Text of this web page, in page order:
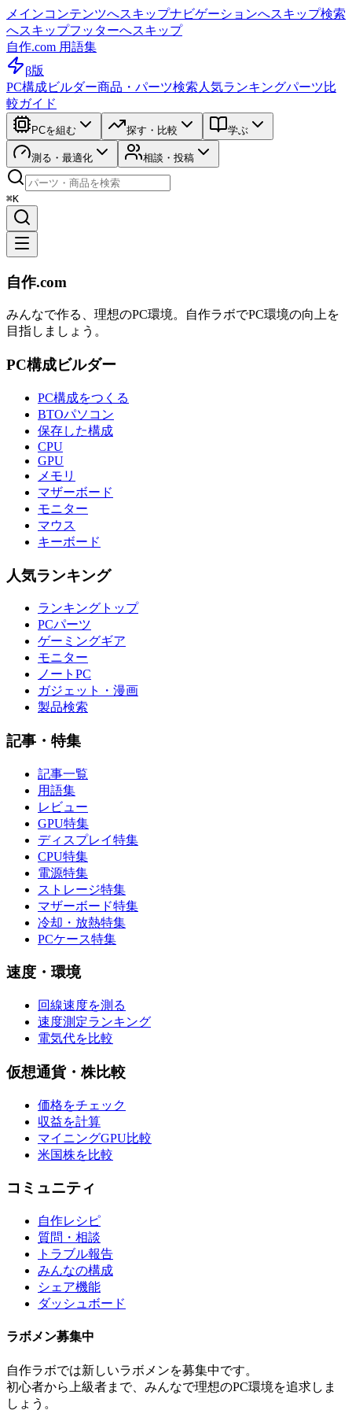
メインコンテンツへスキップナビゲーションへスキップ検索
へスキップフッターへスキップ
自作.com 用語集
β版
PC構成ビルダー商品・パーツ検索 人気ランキングパーツ比
較ガイド
PCを組む 探す・比較 学ぶ
測る・最適化 相談・投稿
⌘K
自作.com
みんなで作る、理想のPC環境。 自作ラボでPC環境の向上を
目指しましょう。
PC構成ビルダー
PC構成をつくる
BTOパソコン
保存した構成
CPU
GPU
メモリ
マザーボード
モニター
マウス
キーボード
人気ランキング
ランキングトップ
PCパーツ
ゲーミングギア
モニター
ノートPC
ガジェット・漫画
製品検索
記事・特集
記事一覧
用語集
レビュー
GPU特集
ディスプレイ特集
CPU特集
電源特集
ストレージ特集
マザーボード特集
冷却・放熱特集
PCケース特集
速度・環境
回線速度を測る
速度測定ランキング
電気代を比較
仮想通貨・株比較
価格をチェック
収益を計算
マイニングGPU比較
米国株を比較
コミュニティ
自作レシピ
質問・相談
トラブル報告
みんなの構成
シェア機能
ダッシュボード
ラボメン募集中
自作ラボでは新しいラボメンを募集中です。
初心者から上級者まで、みんなで理想のPC環境を追求しま
しょう。